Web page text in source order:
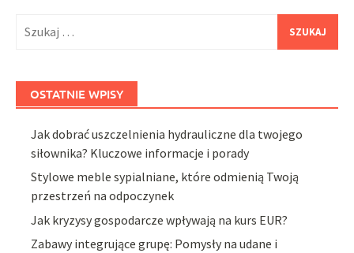
OSTATNIE WPISY
Jak dobrać uszczelnienia hydrauliczne dla twojego
siłownika? Kluczowe informacje i porady
Stylowe meble sypialniane, które odmienią Twoją
przestrzeń na odpoczynek
Jak kryzysy gospodarcze wpływają na kurs EUR?
Zabawy integrujące grupę: Pomysły na udane i